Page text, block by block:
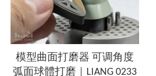
模型曲面打磨器 可调角度
弧面球體打磨｜LIANG 0233